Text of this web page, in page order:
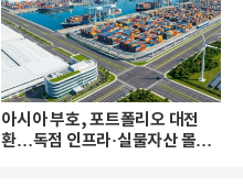
아시아 부호, 포트폴리오 대전
환…독점 인프라·실물자산 몰린